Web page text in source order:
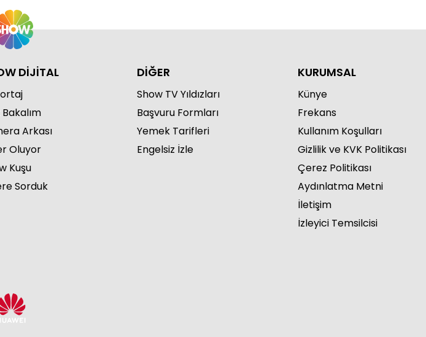
DİJİTAL
Arkası
Oluyor
Kuşu
Sorduk
DİĞER
Show TV Yıldızları
Başvuru Formları
Yemek Tarifleri
Engelsiz İzle
KURUMSAL
Künye
Frekans
Kullanım Koşulları
Gizlilik ve KVK Politikası
Çerez Politikası
Aydınlatma Metni
İletişim
İzleyici Temsilcisi